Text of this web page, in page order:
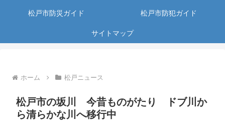
松戸市防災ガイド 松戸市防犯ガイド
サイトマップ
ホーム 松戸ニュース
松戸市の坂川 今昔ものがたり ドブ川か
ら清らかな川へ移行中